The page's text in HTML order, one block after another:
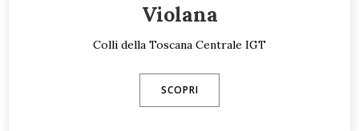
Violana
Colli della Toscana Centrale IGT
SCOPRI